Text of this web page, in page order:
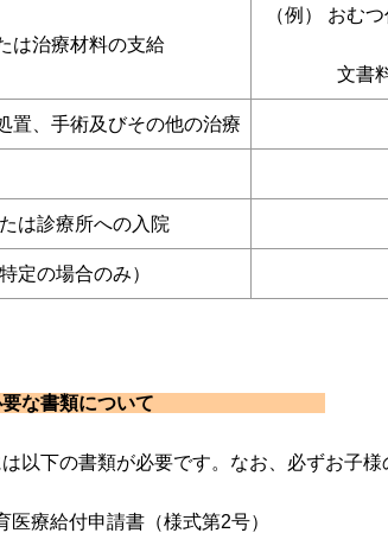
は治療材料の支給
（例） おむ
文書料
置、手術及びその他の治療
は診療所への入院
定の場合のみ）
必要な書類について
以下の書類が必要です。なお、必ずお子
医療給付申請書（様式第2号）